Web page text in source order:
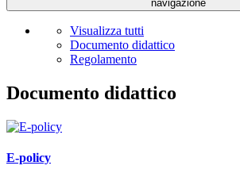
navigazione
Visualizza tutti
Documento didattico
Regolamento
Documento didattico
E-policy